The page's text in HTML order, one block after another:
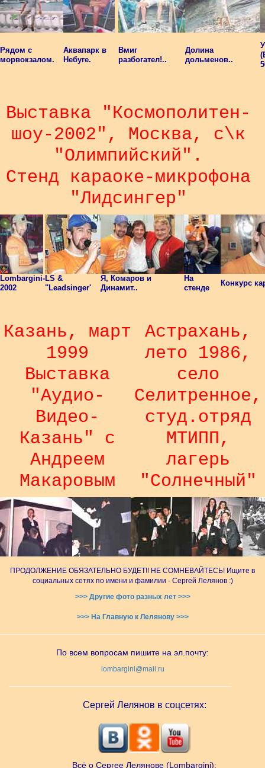
Рядом с
морвокзалом.
Аквапарк в
Небуге.
Вмиг
разбогател!..
Долина
дольменов..
Выставка "Космополитен-
шоу-2002", Москва, с\к
"Олимпийский".
Стенд караоке-микрофона
"Лидсингер"
Lombargini-
2002
LS &
"Leadsinger'
Я, Комаров и
Динамит..
На
стенде
Конкурс
Казань, март
1999
Выставка
"Аудио-
Видео-
Казань" с
Андреем
Макаровым
Астрахань,
лето 1986,
село
Селитренное,
студ.отряд
МТИПП,
лагерь
"Солнечный"
ПРОДОЛЖЕНИЕ ОБЯЗАТЕЛЬНО БУДЕТ!! НЕ СОМНЕВАЙТЕСЬ! Ищите в
социальных сетях по имени и фамилии - Сергей Лелянов :)
>>> Другие фото разных лет >>>
>>> На Главную к Лелянову >>>
По всем вопросам пишите на эл.почту:
lombargini@mail.ru
Сергей Лелянов в соцсетях:
Всё о Сергее Лелянове (Lombargini):